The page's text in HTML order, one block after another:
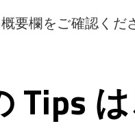
要欄をご確認くだ
Tips